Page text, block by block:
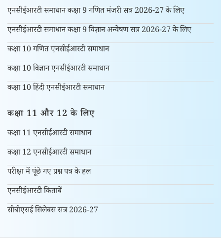
एनसीईआरटी समाधान कक्षा 9 गणित मंजरी सत्र 2026-27 के लिए
एनसीईआरटी समाधान कक्षा 9 विज्ञान अन्वेषण सत्र 2026-27 के लिए
कक्षा 10 गणित एनसीईआरटी समाधान
कक्षा 10 विज्ञान एनसीईआरटी समाधान
कक्षा 10 हिंदी एनसीईआरटी समाधान
कक्षा 11 और 12 के लिए
कक्षा 11 एनसीईआरटी समाधान
कक्षा 12 एनसीईआरटी समाधान
परीक्षा में पूंछे गए प्रश्न पत्र के हल
एनसीईआरटी किताबें
सीबीएसई सिलेबस सत्र 2026-27